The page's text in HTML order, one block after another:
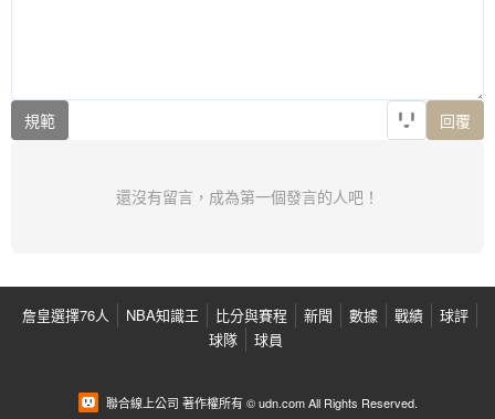
規範 回覆
還沒有留言，成為第一個發言的人吧！
詹皇選擇76人 NBA知識王 比分與賽程 新聞 數據 戰績
球評
球隊
球員
聯合線上公司 著作權所有 © udn.com All Rights Reserved.